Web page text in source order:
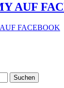
AUF
FACEBOOK